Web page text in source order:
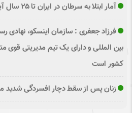
آمار ابتلا به سرطان در ایران تا ۲۵ سال آینده ۲ برابر می‌شود
فرزاد جعفری : سازمان اینسکو، نهادی
بین المللی و دارای یک تیم مدیریتی
کشور است
زنان پس از سقط دچار افسردگی شدید